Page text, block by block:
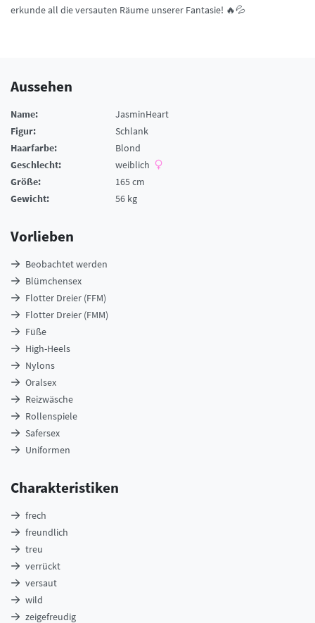
erkunde all die versauten Räume unserer Fantasie! 🔥💦
Aussehen
Name:
JasminHeart
Figur:
Schlank
Haarfarbe:
Blond
Geschlecht:
weiblich
Größe:
165 cm
Gewicht:
56 kg
Vorlieben
Beobachtet werden
Blümchensex
Flotter Dreier (FFM)
Flotter Dreier (FMM)
Füße
High-Heels
Nylons
Oralsex
Reizwäsche
Rollenspiele
Safersex
Uniformen
Charakteristiken
frech
freundlich
treu
verrückt
versaut
wild
zeigefreudig